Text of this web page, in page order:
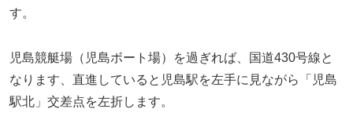
す。
児島競艇場（児島ボート場）を過ぎれば、国道430号線と
なります、直進していると児島駅を左手に見ながら「児島
駅北」交差点を左折します。